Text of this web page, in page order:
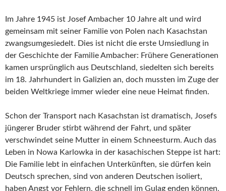
Im Jahre 1945 ist Josef Ambacher 10 Jahre alt und wird
gemeinsam mit seiner Familie von Polen nach Kasachstan
zwangsumgesiedelt. Dies ist nicht die erste Umsiedlung in
der Geschichte der Familie Ambacher: Frühere Generationen
kamen ursprünglich aus Deutschland, siedelten sich bereits
im 18. Jahrhundert in Galizien an, doch mussten im Zuge der
beiden Weltkriege immer wieder eine neue Heimat finden.
Schon der Transport nach Kasachstan ist dramatisch, Josefs
jüngerer Bruder stirbt während der Fahrt, und später
verschwindet seine Mutter in einem Schneesturm. Auch das
Leben in Nowa Karlowka in der kasachischen Steppe ist hart:
Die Familie lebt in einfachen Unterkünften, sie dürfen kein
Deutsch sprechen, sind von anderen Deutschen isoliert,
haben Angst vor Fehlern, die schnell im Gulag enden können.